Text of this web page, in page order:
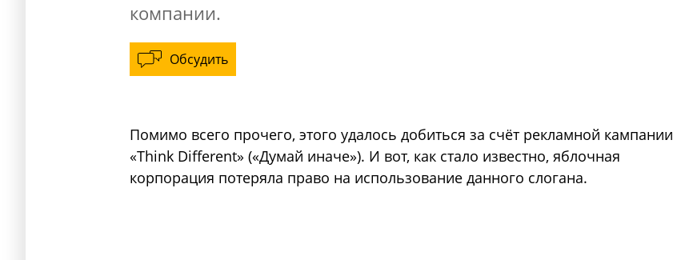
компании.
Обсудить
Помимо всего прочего, этого удалось добиться за счёт рекламной кампании
«Think Different» («Думай иначе»). И вот, как стало известно, яблочная
корпорация потеряла право на использование данного слогана.